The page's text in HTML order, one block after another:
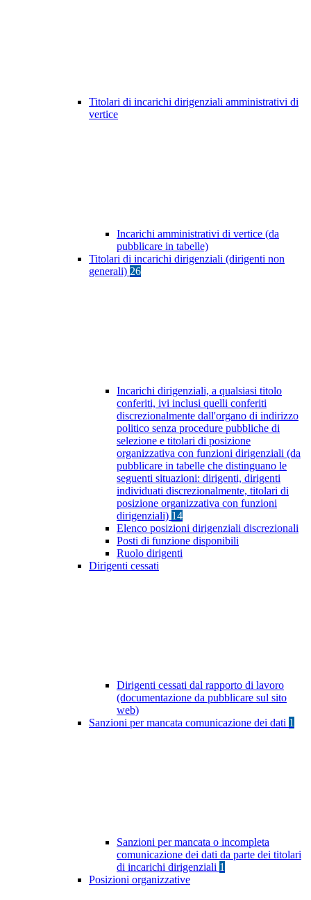
Titolari di incarichi dirigenziali amministrativi di
vertice
Incarichi amministrativi di vertice (da
pubblicare in tabelle)
Titolari di incarichi dirigenziali (dirigenti non
generali) 26
Incarichi dirigenziali, a qualsiasi titolo
conferiti, ivi inclusi quelli conferiti
discrezionalmente dall'organo di indirizzo
politico senza procedure pubbliche di
selezione e titolari di posizione
organizzativa con funzioni dirigenziali (da
pubblicare in tabelle che distinguano le
seguenti situazioni: dirigenti, dirigenti
individuati discrezionalmente, titolari di
posizione organizzativa con funzioni
dirigenziali) 14
Elenco posizioni dirigenziali discrezionali
Posti di funzione disponibili
Ruolo dirigenti
Dirigenti cessati
Dirigenti cessati dal rapporto di lavoro
(documentazione da pubblicare sul sito
web)
Sanzioni per mancata comunicazione dei dati 1
Sanzioni per mancata o incompleta
comunicazione dei dati da parte dei titolari
di incarichi dirigenziali 1
Posizioni organizzative